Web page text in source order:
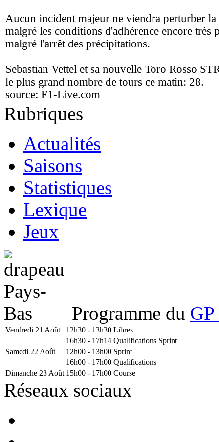
Aucun incident majeur ne viendra perturber la
malgré les conditions d'adhérence encore très
malgré l'arrêt des précipitations.
Sebastian Vettel et sa nouvelle Toro Rosso
le plus grand nombre de tours ce matin: 28.
source: F1-Live.com
Rubriques
Actualités
Saisons
Statistiques
Lexique
Jeux
Programme du
Vendredi 21 Août 12h30 - 13h30 Libres
16h30 - 17h14 Qualifications Sprint
Samedi 22 Août
12h00 - 13h00 Sprint
16h00 - 17h00 Qualifications
Dimanche 23 Août 15h00 - 17h00 Course
Réseaux sociaux